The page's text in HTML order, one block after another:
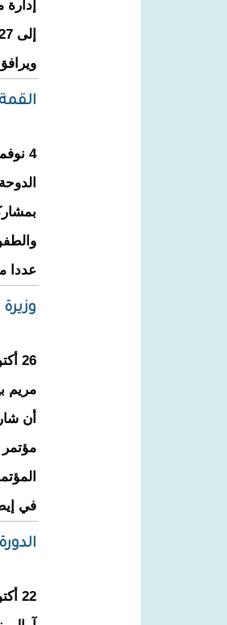
إلى 27 من نوفمبر الجاري.
عددا
مريم
أن
مؤتمر
في